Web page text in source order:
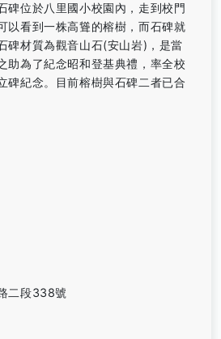
碑位於八里國小校園內，走到校門
以看到一株高聳的榕樹，而石碑就
碑材質為觀音山石(安山岩)，是當
助為了紀念昭和登基典禮，率全校
碑紀念。目前榕樹與石碑二者已合
二段338號